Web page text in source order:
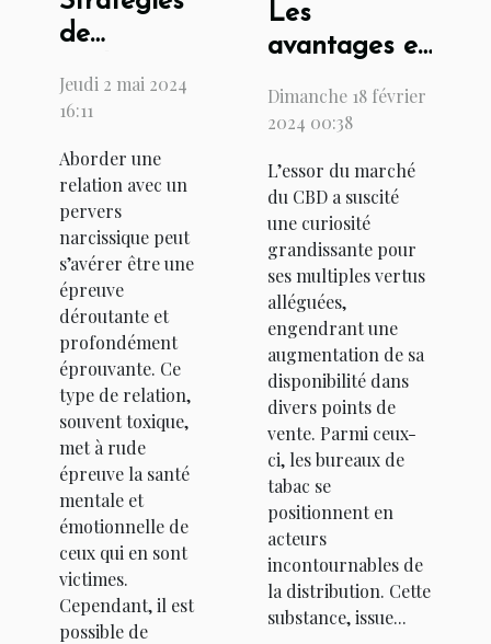
de
et
de bien-
être pour
survivre à
une
relation
avec un
pervers
narcissique
Jeudi 2 mai 2024
16:11
Aborder une
relation avec un
pervers
narcissique peut
s’avérer être une
épreuve
déroutante et
profondément
éprouvante. Ce
type de relation,
souvent toxique,
met à rude
épreuve la santé
mentale et
émotionnelle de
ceux qui en sont
victimes.
Cependant, il est
possible de
Les
avantages et
de l'achat de
les bureaux
de tabac
Dimanche 18 février
2024 00:38
L’essor du marché
du CBD a suscité
une curiosité
grandissante pour
ses multiples vertus
alléguées,
engendrant une
augmentation de sa
disponibilité dans
divers points de
vente. Parmi ceux-
ci, les bureaux de
tabac se
positionnent en
acteurs
incontournables de
la distribution. Cette
substance, issue...